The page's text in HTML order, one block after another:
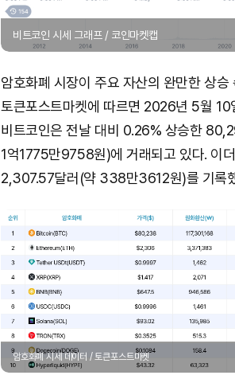
비트코인 시세 그래프 / 코인마켓캡
암호화폐 시장이 주요 자산의 완만한 상승
토큰포스트마켓에 따르면 2026년 5월
비트코인은 전날 대비 0.26% 상승한
1억1775만9758원)에 거래되고 있다. 이
2,307.57달러(약 338만3612원)를 기록
암호화폐 시세 데이터 / 토큰포스트마켓